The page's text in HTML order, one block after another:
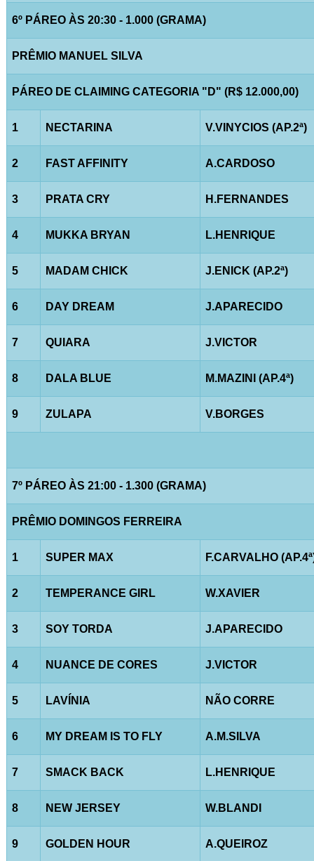
6º PÁREO ÀS 20:30 - 1.000 (GRAMA)
PRÊMIO MANUEL SILVA
PÁREO DE CLAIMING CATEGORIA "D" (R$ 12.000,00)
1 NECTARINA V.VINYCIOS (AP.2ª)
2 FAST AFFINITY A.CARDOSO
3 PRATA CRY H.FERNANDES
4 MUKKA BRYAN L.HENRIQUE
5 MADAM CHICK J.ENICK (AP.2ª)
6 DAY DREAM J.APARECIDO
7 QUIARA J.VICTOR
8 DALA BLUE M.MAZINI (AP.4ª)
9 ZULAPA V.BORGES
7º PÁREO ÀS 21:00 - 1.300 (GRAMA)
PRÊMIO DOMINGOS FERREIRA
1 SUPER MAX F.CARVALHO
2 TEMPERANCE GIRL W.XAVIER
3 SOY TORDA J.APARECIDO
4 NUANCE DE CORES J.VICTOR
5 LAVÍNIA NÃO CORRE
6 MY DREAM IS TO FLY A.M.SILVA
7 SMACK BACK L.HENRIQUE
8 NEW JERSEY W.BLANDI
9 GOLDEN HOUR A.QUEIROZ